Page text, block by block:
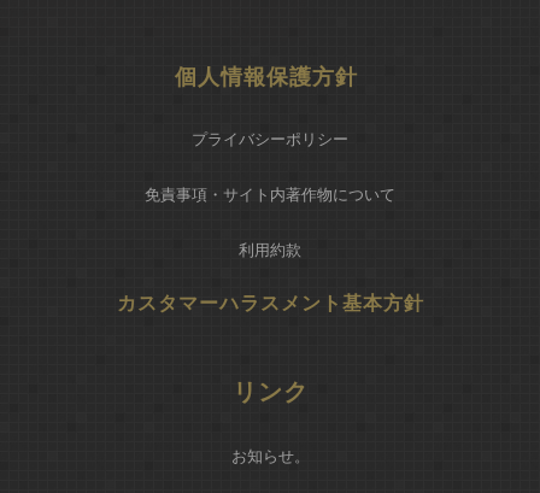
個人情報保護方針
プライバシーポリシー
免責事項・サイト内著作物について
利用約款
カスタマーハラスメント基本方針
リンク
お知らせ。